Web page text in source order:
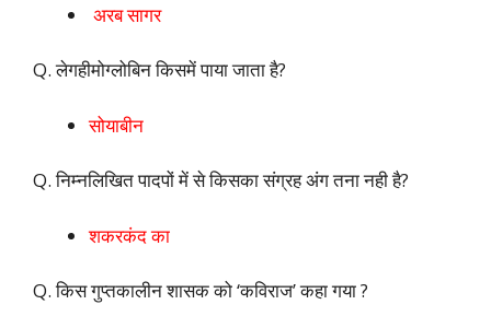
अरब सागर
Q. लेगहीमोग्लोबिन किसमें पाया जाता है?
सोयाबीन
Q. निम्नलिखित पादपों में से किसका संग्रह अंग तना नही है?
शकरकंद का
Q. किस गुप्तकालीन शासक को ‘कविराज’ कहा गया ?